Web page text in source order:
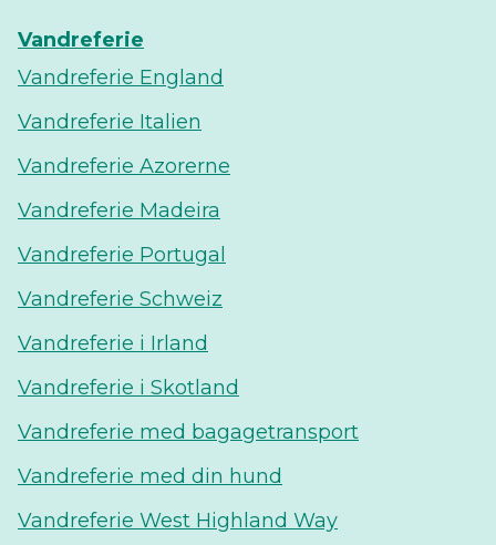
Vandreferie
Vandreferie England
Vandreferie Italien
Vandreferie Azorerne
Vandreferie Madeira
Vandreferie Portugal
Vandreferie Schweiz
Vandreferie i Irland
Vandreferie i Skotland
Vandreferie med bagagetransport
Vandreferie med din hund
Vandreferie West Highland Way